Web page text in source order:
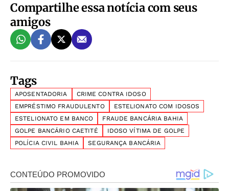
Compartilhe essa notícia com seus
amigos
Tags
APOSENTADORIA
CRIME CONTRA IDOSO
EMPRÉSTIMO FRAUDULENTO
ESTELIONATO COM IDOSOS
ESTELIONATO EM BANCO
FRAUDE BANCÁRIA BAHIA
GOLPE BANCÁRIO CAETITÉ
IDOSO VÍTIMA DE GOLPE
POLÍCIA CIVIL BAHIA
SEGURANÇA BANCÁRIA